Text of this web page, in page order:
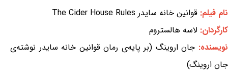
نام فیلم: قوانین خانه سایدر The Cider House Rules
کارگردان: لاسه هالستروم
نویسنده: جان اروینگ (بر پایه‌ی رمان قوانین خانه سایدر نوشته‌ی
جان اروینگ)